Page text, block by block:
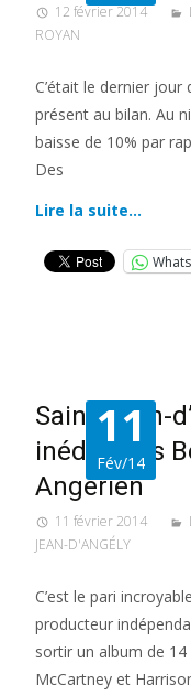
12 février 2014
ROYAN
C’était le dernier jour
présent au bilan. Au
baisse de 10% par
Des
Lire la suite…
11
Fév/14
Saint-Jean-
inédits des
Angérien
11 février 2014
JEAN-D'ANGÉLY
C’est le pari
producteur
sortir un album de
McCartney et